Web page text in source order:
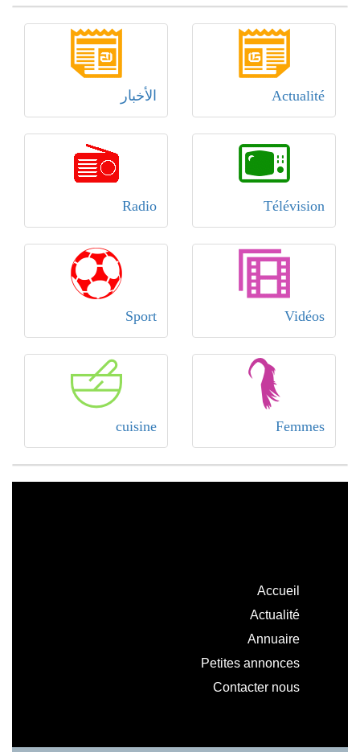
Actualité الأخبار
Télévision
Radio
Vidéos
Sport
Femmes
cuisine
Accueil
Actualité
Annuaire
Petites annonces
Contacter nous